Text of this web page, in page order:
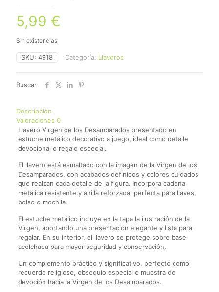
5,99 €
Sin existencias
SKU: 4918 Categoría: Llaveros
Buscar
Descripción
Valoraciones 0
Llavero Virgen de los Desamparados presentado en
estuche metálico decorativo a juego, ideal como detalle
devocional o regalo especial.
El llavero está esmaltado con la imagen de la Virgen de los
Desamparados, con acabados definidos y colores cuidados
que realzan cada detalle de la figura. Incorpora cadena
metálica resistente y anilla reforzada, perfecta para llaves,
bolso o mochila.
El estuche metálico incluye en la tapa la ilustración de la
Virgen, aportando una presentación elegante y lista para
regalar. En su interior, el llavero se protege sobre base
acolchada para mayor seguridad y conservación.
Un complemento práctico y significativo, perfecto como
recuerdo religioso, obsequio especial o muestra de
devoción hacia la Virgen de los Desamparados.